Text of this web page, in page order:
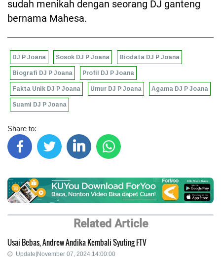
sudah menikah dengan seorang DJ ganteng
bernama Mahesa.
DJ P Joana Sosok DJ P Joana Biodata DJ P Joana
Biografi DJ P Joana Profil DJ P Joana
Fakta Unik DJ P Joana Umur DJ P Joana Agama DJ P Joana
Suami DJ P Joana
Share to:
Related Article
Usai Bebas, Andrew Andika Kembali Syuting FTV
Update|November 07, 2024 14:00:00